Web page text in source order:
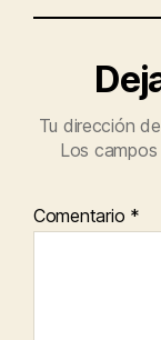
Tu dirección
Los
Comentario *